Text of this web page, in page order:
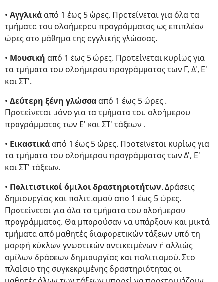
• Αγγλικάαπό 1 έως 5 ώρες. Προτείνεται για όλα τα
τμήματα του ολοήμερου προγράμματος ως επιπλέον
ώρες στο μάθημα της αγγλικής γλώσσας.
• Μουσική από 1 έως 5 ώρες. Προτείνεται κυρίως για
τα τμήματα του ολοήμερου προγράμματος των Γ, Δ', Ε'
και ΣΤ'.
• Δεύτερη ξένη γλώσσααπό 1 έως 5 ώρες .
Προτείνεται μόνο για τα τμήματα του ολοήμερου
προγράμματος των Ε' και ΣΤ' τάξεων .
• Εικαστικάαπό 1 έως 5 ώρες. Προτείνεται κυρίως για
τα τμήματα του ολοήμερου προγράμματος των Δ', Ε'
και ΣΤ' τάξεων.
• Πολιτιστικοί όμιλοι δραστηριοτήτων. Δράσεις
δημιουργίας και πολιτισμού από 1 έως 5 ώρες.
Προτείνεται για όλα τα τμήματα του ολοήμερου
προγράμματος. Θα μπορούσαν να υπάρξουν και μικτά
τμήματα από μαθητές διαφορετικών τάξεων υπό τη
μορφή κύκλων γνωστικών αντικειμένων ή αλλιώς
ομίλων δράσεων δημιουργίας και πολιτισμού. Στο
πλαίσιο της συγκεκριμένης δραστηριότητας οι